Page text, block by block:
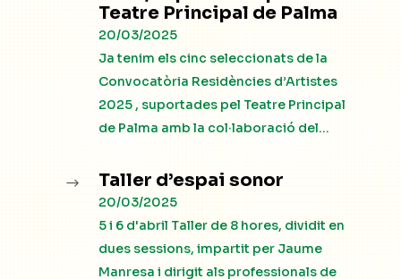
Teatre Principal de Palma
20/03/2025
Ja tenim els cinc seleccionats de la
Convocatòria Residències d’Artistes
2025 , suportades pel Teatre Principal
de Palma amb la col·laboració del...
$ Taller d’espai sonor
20/03/2025
5 i 6 d'abril Taller de 8 hores, dividit en
dues sessions, impartit per Jaume
Manresa i dirigit als professionals de